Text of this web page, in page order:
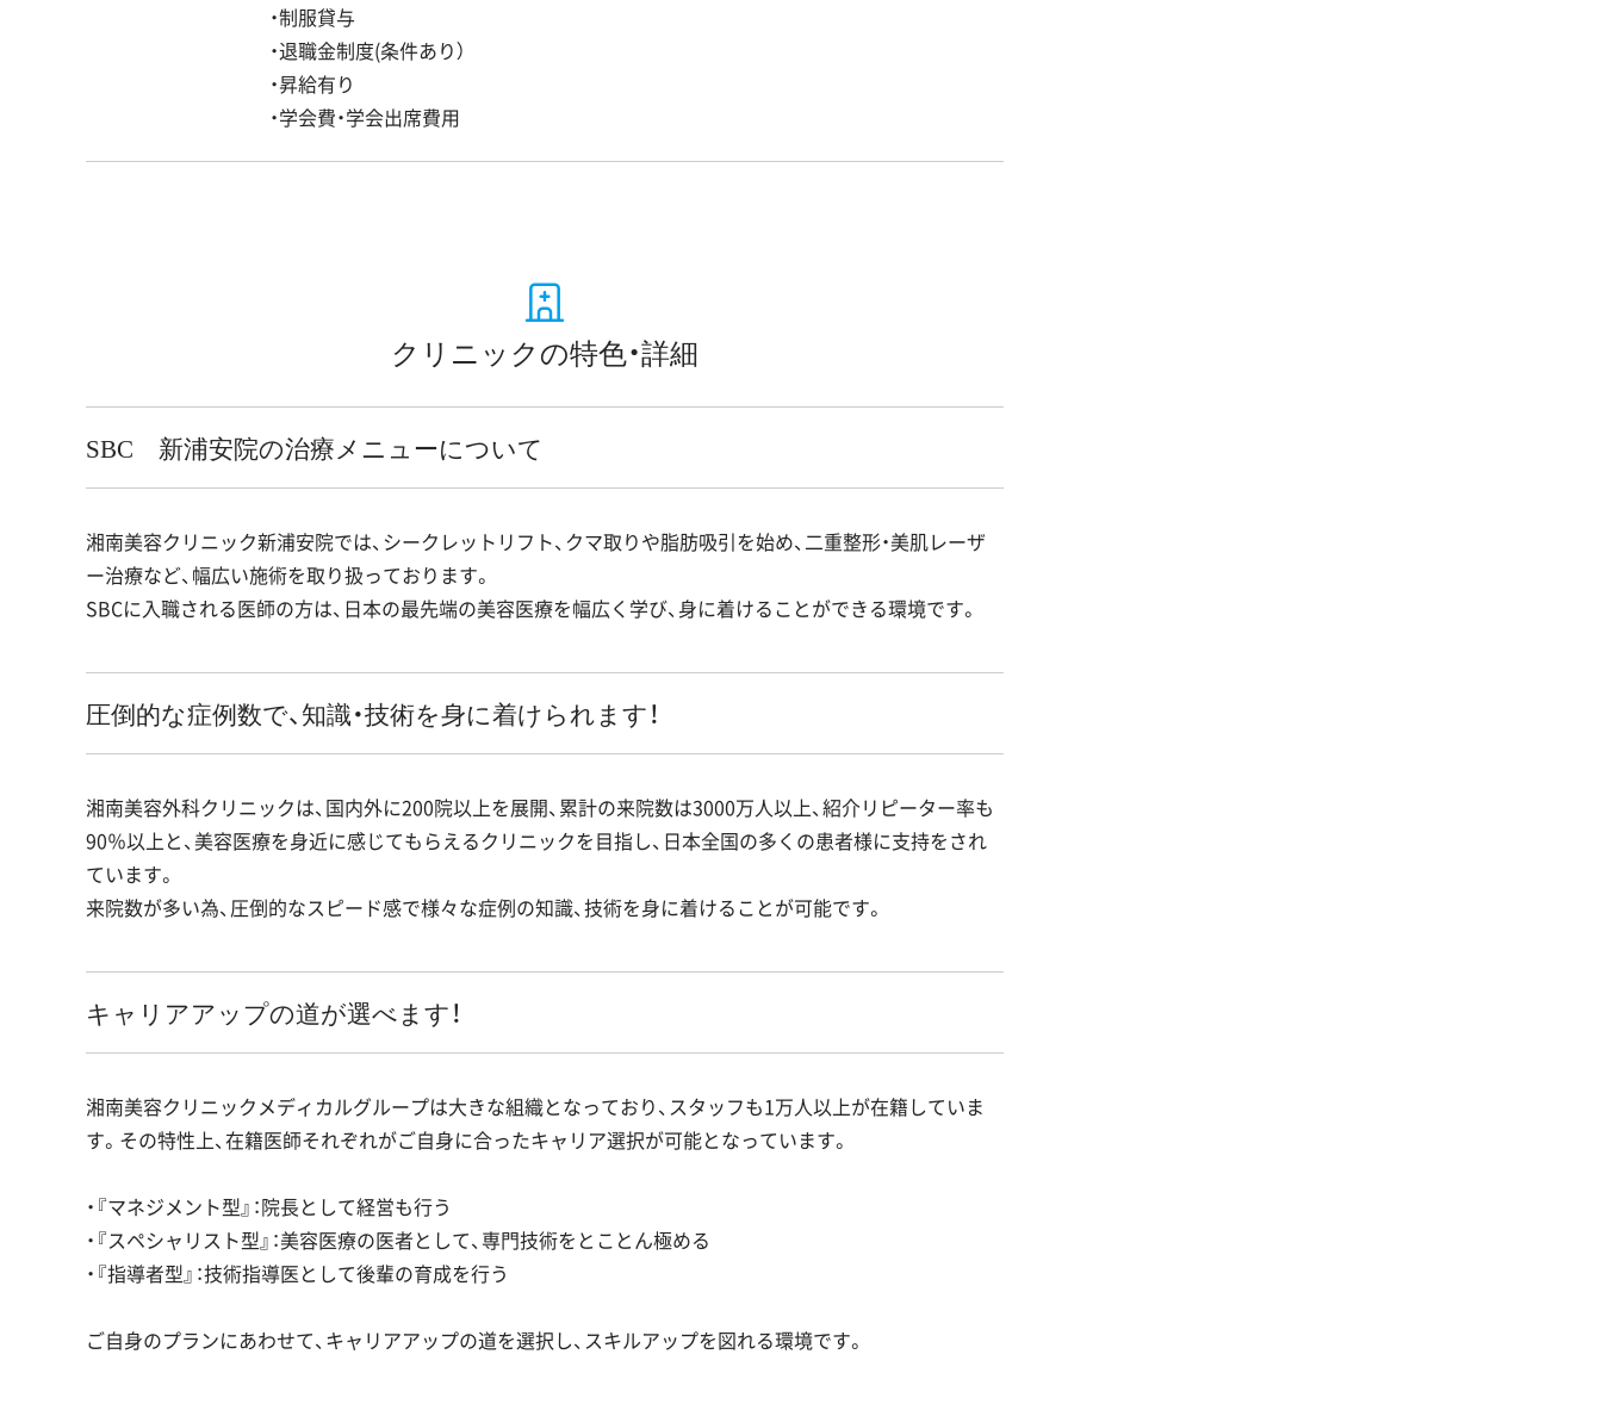
・制服貸与
・退職金制度(条件あり）
・昇給有り
・学会費・学会出席費用
クリニックの特色・詳細
SBC 新浦安院の治療メニューについて
湘南美容クリニック新浦安院では、シークレットリフト、クマ取りや脂肪吸引を始め、二重整形・美肌レーザ
ー治療など、幅広い施術を取り扱っております。
SBCに入職される医師の方は、日本の最先端の美容医療を幅広く学び、身に着けることができる環境です。
圧倒的な症例数で、知識・技術を身に着けられます！
湘南美容外科クリニックは、国内外に200院以上を展開、累計の来院数は3000万人以上、紹介リピーター率も
90％以上と、美容医療を身近に感じてもらえるクリニックを目指し、日本全国の多くの患者様に支持をされ
ています。
来院数が多い為、圧倒的なスピード感で様々な症例の知識、技術を身に着けることが可能です。
キャリアアップの道が選べます！
湘南美容クリニックメディカルグループは大きな組織となっており、スタッフも1万人以上が在籍していま
す。その特性上、在籍医師それぞれがご自身に合ったキャリア選択が可能となっています。
・『マネジメント型』：院長として経営も行う
・『スペシャリスト型』：美容医療の医者として、専門技術をとことん極める
・『指導者型』：技術指導医として後輩の育成を行う
ご自身のプランにあわせて、キャリアアップの道を選択し、スキルアップを図れる環境です。